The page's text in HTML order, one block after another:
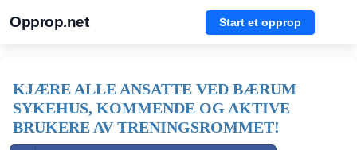
Opprop.net Start et opprop
KJÆRE ALLE ANSATTE VED BÆRUM
SYKEHUS, KOMMENDE OG AKTIVE
BRUKERE AV TRENINGSROMMET!